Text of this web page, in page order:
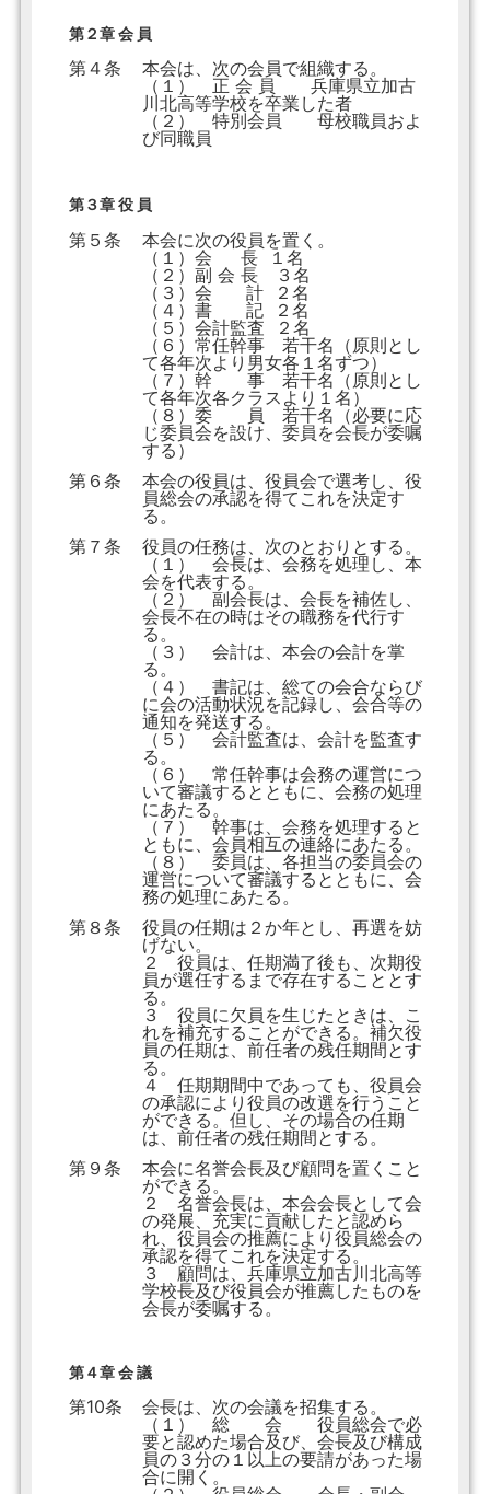
第２章 会 員
第４条
本会は、次の会員で組織する。
（１） 正 会 員 兵庫県立加古
川北高等学校を卒業した者
（２） 特別会員 母校職員およ
び同職員
第３章 役 員
第５条
本会に次の役員を置く。
（１）会 長 １名
（２）副 会 長 ３名
（３）会 計 ２名
（４）書 記 ２名
（５）会計監査 ２名
（６）常任幹事 若干名（原則とし
て各年次より男女各１名ずつ）
（７）幹 事 若干名（原則とし
て各年次各クラスより１名）
（８）委 員 若干名（必要に応
じ委員会を設け、委員を会長が委嘱
する）
第６条
本会の役員は、役員会で選考し、役
員総会の承認を得てこれを決定す
る。
第７条
役員の任務は、次のとおりとする。
（１） 会長は、会務を処理し、本
会を代表する。
（２） 副会長は、会長を補佐し、
会長不在の時はその職務を代行す
る。
（３） 会計は、本会の会計を掌
る。
（４） 書記は、総ての会合ならび
に会の活動状況を記録し、会合等の
通知を発送する。
（５） 会計監査は、会計を監査す
る。
（６） 常任幹事は会務の運営につ
いて審議するとともに、会務の処理
にあたる。
（７） 幹事は、会務を処理すると
ともに、会員相互の連絡にあたる。
（８） 委員は、各担当の委員会の
運営について審議するとともに、会
務の処理にあたる。
第８条
役員の任期は２か年とし、再選を妨
げない。
２ 役員は、任期満了後も、次期役
員が選任するまで存在することとす
る。
３ 役員に欠員を生じたときは、こ
れを補充することができる。補欠役
員の任期は、前任者の残任期間とす
る。
４ 任期期間中であっても、役員会
の承認により役員の改選を行うこと
ができる。但し、その場合の任期
は、前任者の残任期間とする。
第９条
本会に名誉会長及び顧問を置くこと
ができる。
２ 名誉会長は、本会会長として会
の発展、充実に貢献したと認めら
れ、役員会の推薦により役員総会の
承認を得てこれを決定する。
３ 顧問は、兵庫県立加古川北高等
学校長及び役員会が推薦したものを
会長が委嘱する。
第４章 会 議
第10条
会長は、次の会議を招集する。
（１） 総 会 役員総会で必
要と認めた場合及び、会長及び構成
員の３分の１以上の要請があった場
合に開く。